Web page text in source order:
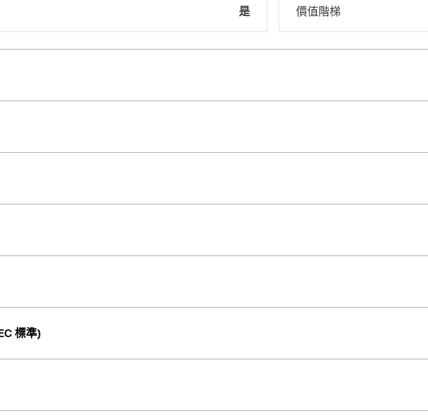
是 價值階梯
標準)